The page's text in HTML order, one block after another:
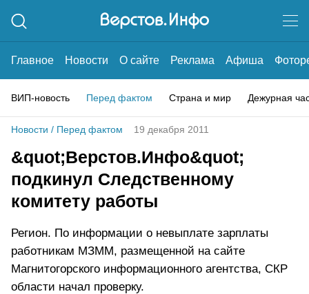
Главное Новости О сайте Реклама Афиша
ВИП-новость Перед фактом Страна и мир Дежурная
Новости / Перед фактом 19 декабря 2011
&quot;Верстов.Инфо&quot;
подкинул Следственному
комитету работы
Регион. По информации о невыплате зарплаты
работникам МЗММ, размещенной на сайте
Магнитогорского информационного агентства, СКР
области начал проверку.